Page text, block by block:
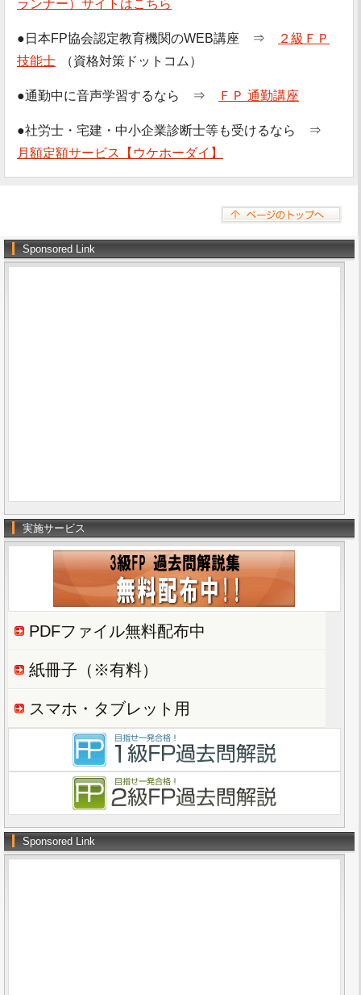
ランナー）サイトはこちら
●日本FP協会認定教育機関のWEB講座 ⇒
２級ＦＰ
技能士
（資格対策ドットコム）
●通勤中に音声学習するなら ⇒ ＦＰ 通勤講座
●社労士・宅建・中小企業診断士等も受けるなら ⇒
月額定額サービス【ウケホーダイ】
Sponsored Link
実施サービス
PDFファイル無料配布中
紙冊子（※有料）
スマホ・タブレット用
Sponsored Link